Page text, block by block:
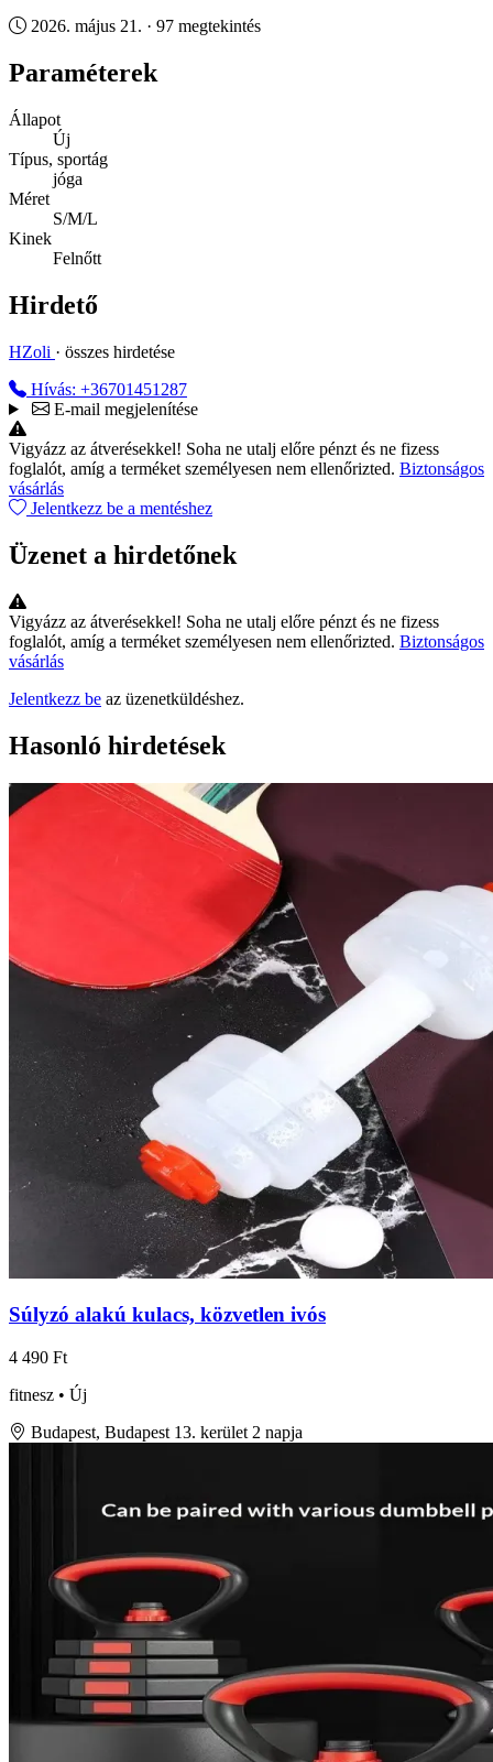
2026. május 21. · 97 megtekintés
Paraméterek
Állapot
Új
Típus, sportág
jóga
Méret
S/M/L
Kinek
Felnőtt
Hirdető
HZoli · összes hirdetése
Hívás: +36701451287
E-mail megjelenítése
Vigyázz az átverésekkel! Soha ne utalj előre pénzt és ne fizess
foglalót, amíg a terméket személyesen nem ellenőrizted. Biztonságos
vásárlás
Jelentkezz be a mentéshez
Üzenet a hirdetőnek
Vigyázz az átverésekkel! Soha ne utalj előre pénzt és ne fizess
foglalót, amíg a terméket személyesen nem ellenőrizted. Biztonságos
vásárlás
Jelentkezz be az üzenetküldéshez.
Hasonló hirdetések
Súlyzó alakú kulacs, közvetlen ivós
4 490 Ft
fitnesz • Új
Budapest, Budapest 13. kerület 2 napja